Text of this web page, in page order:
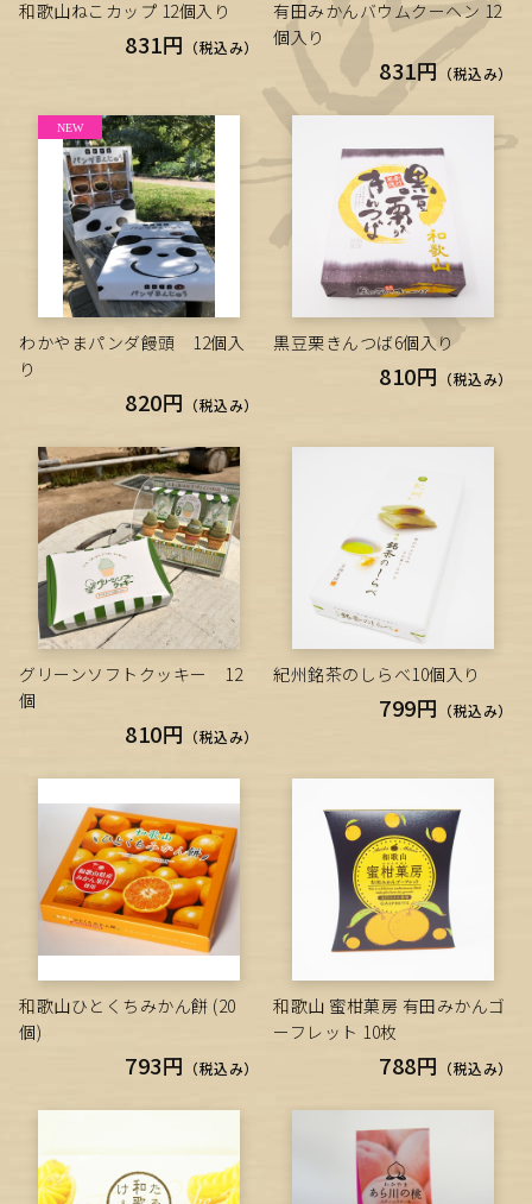
和歌山ねこカップ 12個入り
831円 （税込み）
有田みかんバウムクーヘン 12
個入り
831円 （税込み）
わかやまパンダ饅頭 12個入
り
820円 （税込み）
黒豆栗きんつば6個入り
810円 （税込み）
グリーンソフトクッキー 12
個
810円 （税込み）
紀州銘茶のしらべ10個入り
799円 （税込み）
和歌山ひとくちみかん餅 (20
個)
793円 （税込み）
和歌山 蜜柑菓房 有田みかんゴ
ーフレット 10枚
788円 （税込み）